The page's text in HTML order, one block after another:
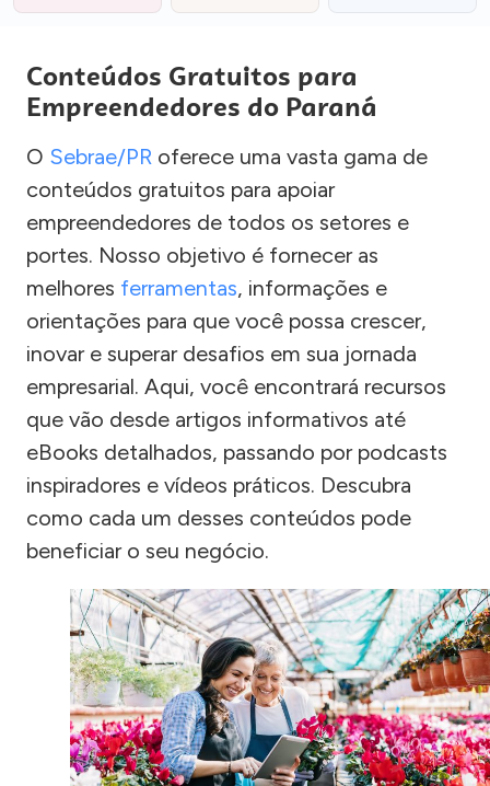
Conteúdos Gratuitos para
Empreendedores do Paraná
O Sebrae/PR oferece uma vasta gama de
conteúdos gratuitos para apoiar
empreendedores de todos os setores e
portes. Nosso objetivo é fornecer as
melhores ferramentas, informações e
orientações para que você possa crescer,
inovar e superar desafios em sua jornada
empresarial. Aqui, você encontrará recursos
que vão desde artigos informativos até
eBooks detalhados, passando por podcasts
inspiradores e vídeos práticos. Descubra
como cada um desses conteúdos pode
beneficiar o seu negócio.